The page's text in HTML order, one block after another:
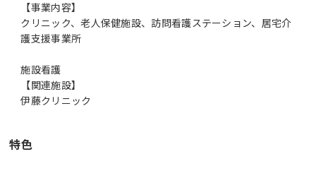
【事業内容】
クリニック、老人保健施設、訪問看護ステーション、居宅介
護支援事業所
施設看護
【関連施設】
伊藤クリニック
特色